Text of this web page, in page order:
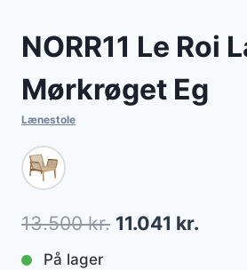
NORR11 Le Roi
Mørkrøget Eg
Lænestole
13.500kr. Den
11.041 kr.
På lager